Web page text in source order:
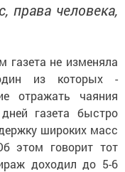
права человека,
газета не изменяла
из которых -
отражать чаяния
газета быстро
широких масс
этом говорит тот
доходил до 5-6